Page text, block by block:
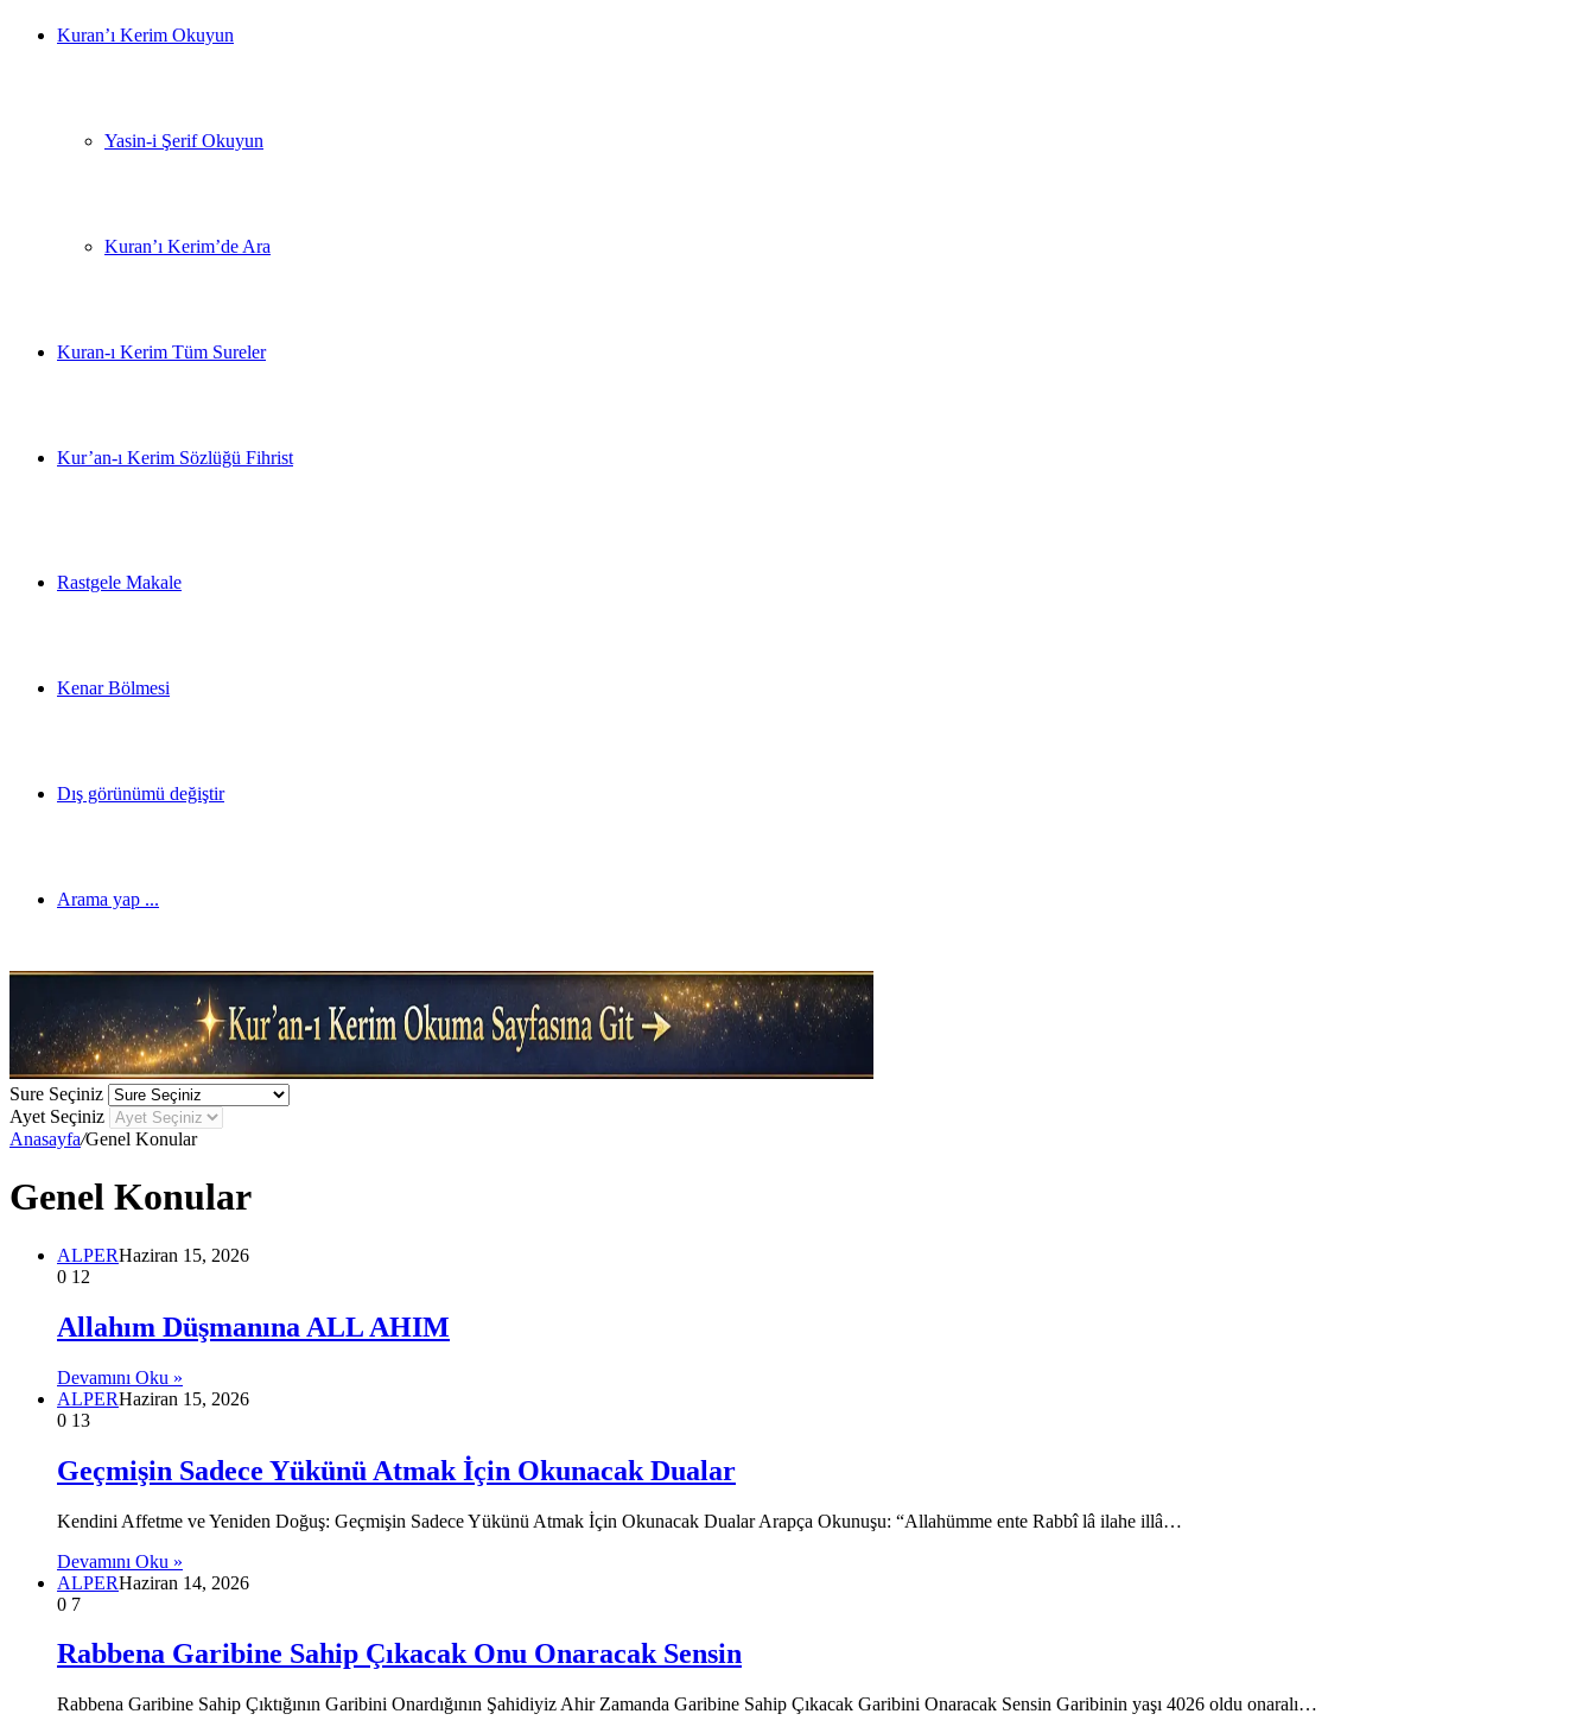
Kuran’ı Kerim Okuyun
Yasin-i Şerif Okuyun
Kuran’ı Kerim’de Ara
Kuran-ı Kerim Tüm Sureler
Kur’an-ı Kerim Sözlüğü Fihrist
Rastgele Makale
Kenar Bölmesi
Dış görünümü değiştir
Arama yap ...
Sure Seçiniz
Ayet Seçiniz
Anasayfa/Genel Konular
Genel Konular
ALPERHaziran 15, 2026
0 12
Allahım Düşmanına ALL AHIM
Devamını Oku »
ALPERHaziran 15, 2026
0 13
Geçmişin Sadece Yükünü Atmak İçin Okunacak Dualar
Kendini Affetme ve Yeniden Doğuş: Geçmişin Sadece Yükünü Atmak İçin Okunacak Dualar Arapça Okunuşu: “Allahümme ente Rabbî lâ ilahe illâ…
Devamını Oku »
ALPERHaziran 14, 2026
0 7
Rabbena Garibine Sahip Çıkacak Onu Onaracak Sensin
Rabbena Garibine Sahip Çıktığının Garibini Onardığının Şahidiyiz Ahir Zamanda Garibine Sahip Çıkacak Garibini Onaracak Sensin Garibinin yaşı 4026 oldu onaralı…